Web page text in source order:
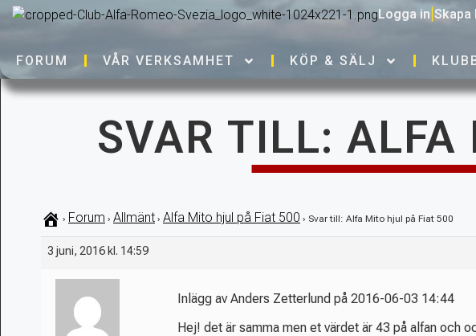
Logga in Skapa
FORUM VÅR VERKSAMHET KÖP & SÄLJ
SVAR TILL:
› Forum › Allmänt › Alfa Mito hjul på Fiat 500 › Svar till: Alfa Mito hjul på Fiat 500
3 juni, 2016 kl. 14:59
Inlägg av Anders Zetterlund på 2016-06-03 14:44
Hej! det är samma men et värdet är 43 på alfan och